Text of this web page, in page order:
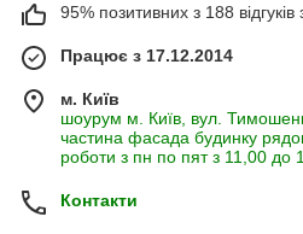
95% позитивних з 188 відгуків
Працює з 17.12.2014
м. Київ
шоурум м. Київ, вул.
частина фасада будинку
роботи з пн по пят з 11,00 до
Контакти